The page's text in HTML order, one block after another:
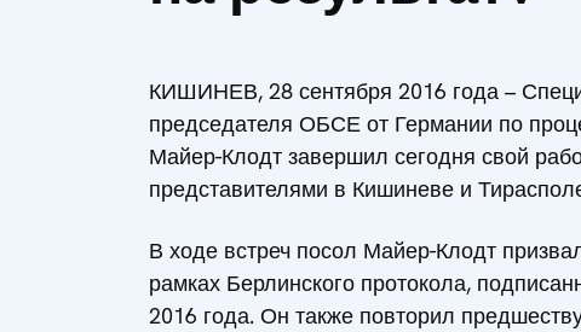
КИШИНЕВ, 28 сентября 2016 года –
председателя ОБСЕ от Германии по
Майер-Клодт завершил сегодня свой
представителями в Кишиневе и
В ходе встреч посол Майер-Клодт
рамках Берлинского протокола,
2016 года. Он также повторил